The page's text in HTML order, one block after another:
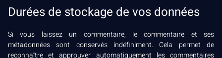
Durées de stockage de vos données
Si vous laissez un commentaire, le commentaire et ses
métadonnées sont conservés indéfiniment. Cela permet de
reconnaître et approuver automatiquement les commentaires